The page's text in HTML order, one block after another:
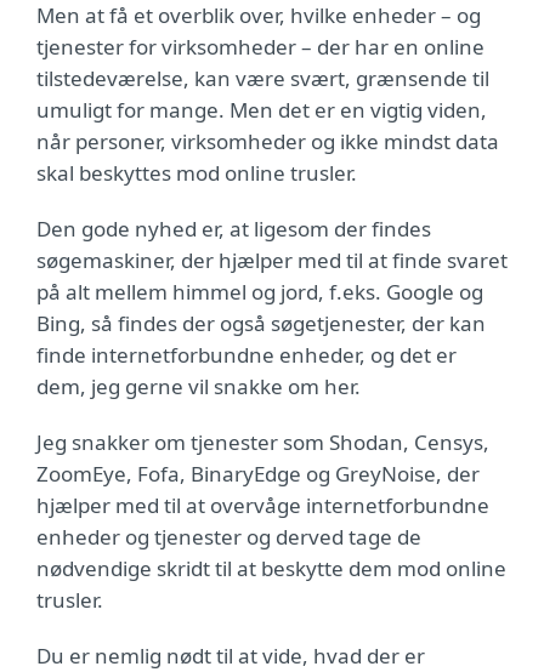
Men at få et overblik over, hvilke enheder – og
tjenester for virksomheder – der har en online
tilstedeværelse, kan være svært, grænsende til
umuligt for mange. Men det er en vigtig viden,
når personer, virksomheder og ikke mindst data
skal beskyttes mod online trusler.
Den gode nyhed er, at ligesom der findes
søgemaskiner, der hjælper med til at finde svaret
på alt mellem himmel og jord, f.eks. Google og
Bing, så findes der også søgetjenester, der kan
finde internetforbundne enheder, og det er
dem, jeg gerne vil snakke om her.
Jeg snakker om tjenester som Shodan, Censys,
ZoomEye, Fofa, BinaryEdge og GreyNoise, der
hjælper med til at overvåge internetforbundne
enheder og tjenester og derved tage de
nødvendige skridt til at beskytte dem mod online
trusler.
Du er nemlig nødt til at vide, hvad der er